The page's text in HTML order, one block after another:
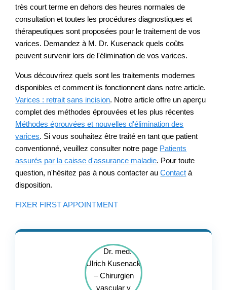
très court terme en dehors des heures normales de
consultation et toutes les procédures diagnostiques et
thérapeutiques sont proposées pour le traitement de vos
varices. Demandez à M. Dr. Kusenack quels coûts
peuvent survenir lors de l'élimination de vos varices.
Vous découvrirez quels sont les traitements modernes
disponibles et comment ils fonctionnent dans notre article.
Varices : retrait sans incision. Notre article offre un aperçu
complet des méthodes éprouvées et les plus récentes
Méthodes éprouvées et nouvelles d'élimination des
varices. Si vous souhaitez être traité en tant que patient
conventionné, veuillez consulter notre page Patients
assurés par la caisse d'assurance maladie. Pour toute
question, n'hésitez pas à nous contacter auContact à
disposition.
FIXER FIRST APPOINTMENT